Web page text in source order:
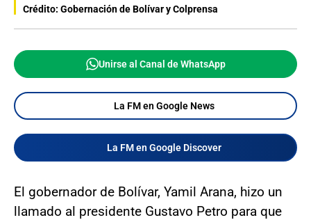
Crédito: Gobernación de Bolívar y Colprensa
Unirse al Canal de WhatsApp
La FM en Google News
La FM en Google Discover
El gobernador de Bolívar, Yamil Arana, hizo un
llamado al presidente Gustavo Petro para que